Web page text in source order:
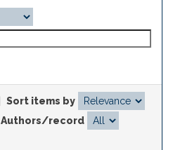
Sort items by
Authors/record